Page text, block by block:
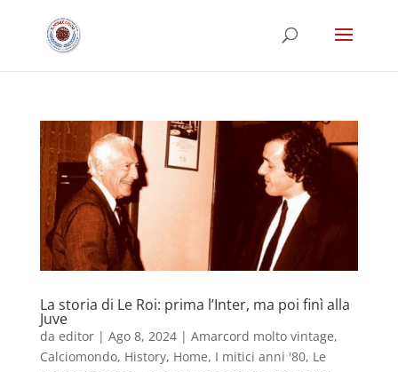
La storia di Le Roi: prima l’Inter, ma poi finì alla
Juve
da editor| Ago 8, 2024| Amarcord molto vintage,
Calciomondo, History, Home, I mitici anni '80, Le